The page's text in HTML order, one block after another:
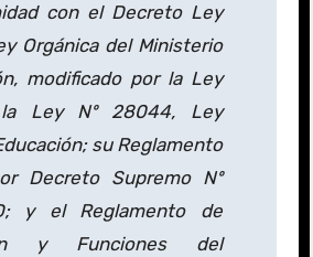
con el Decreto Ley
Orgánica del Ministerio
modificado por la Ley
la Ley Nº 28044, Ley
su Reglamento
Decreto Supremo Nº
y el Reglamento de
y Funciones del